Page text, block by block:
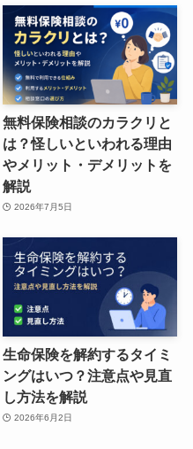
無料保険相談のカラクリと
は？怪しいといわれる理由
やメリット・デメリットを
解説
2026年7月5日
生命保険を解約するタイミ
ングはいつ？注意点や見直
し方法を解説
2026年6月2日